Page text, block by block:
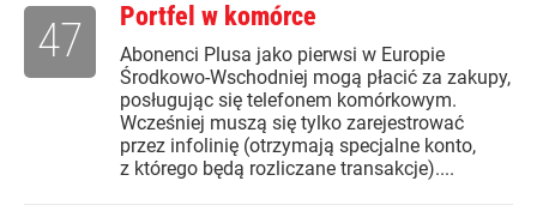
Portfel w komórce
Abonenci Plusa jako pierwsi w Europie
Środkowo-Wschodniej mogą płacić za zakupy,
posługując się telefonem komórkowym.
Wcześniej muszą się tylko zarejestrować
przez infolinię (otrzymają specjalne konto,
z którego będą rozliczane transakcje)....
47